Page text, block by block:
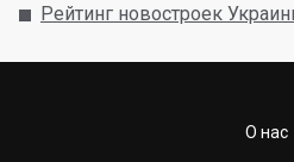
Рейтинг новостроек
О нас